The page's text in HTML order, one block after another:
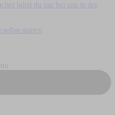
hörst du nur bei uns in der
starten